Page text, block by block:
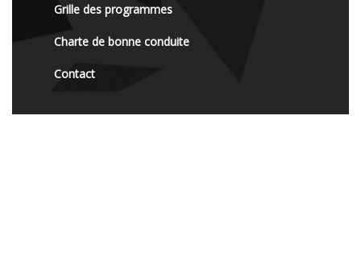
Grille des programmes
Charte de bonne conduite
Contact